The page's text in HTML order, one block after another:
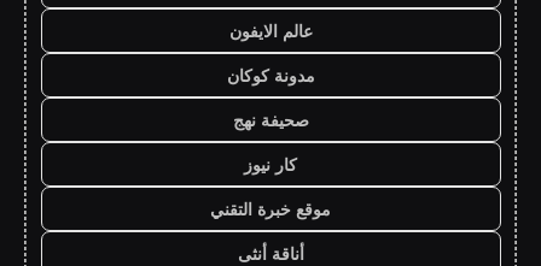
عالم الايفون
مدونة كوكان
صحيفة نهج
كار نيوز
موقع خبرة التقني
أناقة أنثى